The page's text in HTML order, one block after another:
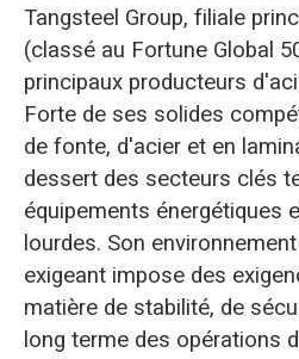
Tangsteel Group, filiale
(classé au Fortune Global
principaux producteurs
Forte de ses solides
de fonte, d'acier et en
dessert des secteurs clés
équipements énergétiques
lourdes. Son
exigeant impose des
matière de stabilité, de
long terme des opérations